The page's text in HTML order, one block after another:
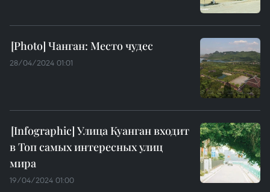
Чанган: Место чудес
28/04/2024 01:01
Улица Куанган входит
в Топ самых интересных улиц
мира
19/04/2024 01:00